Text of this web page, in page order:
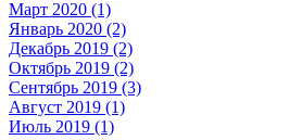
Март 2020 (1)
Январь 2020 (2)
Декабрь 2019 (2)
Октябрь 2019 (2)
Сентябрь 2019 (3)
Август 2019 (1)
Июль 2019 (1)